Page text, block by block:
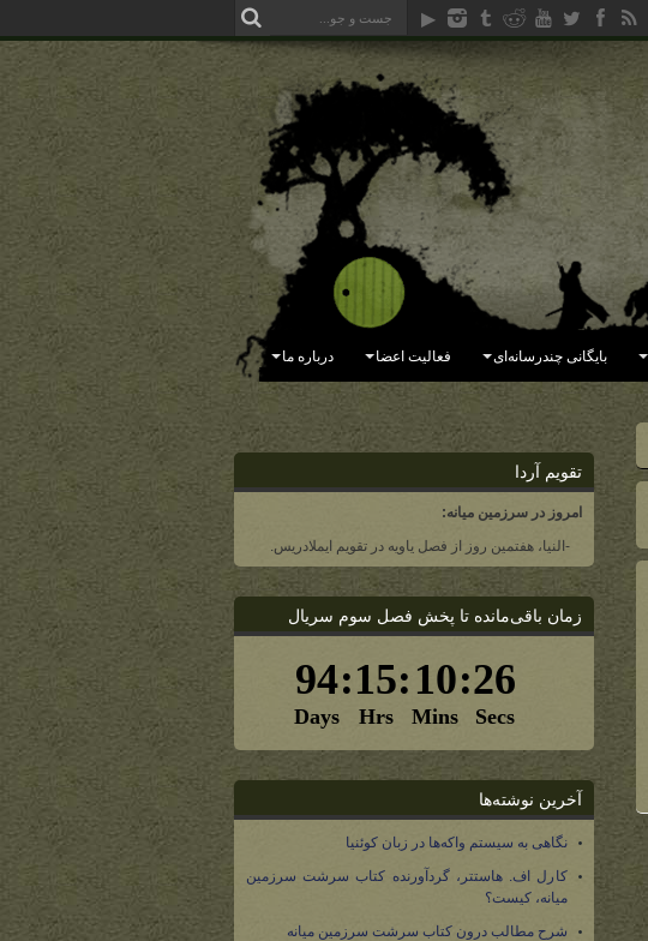
بایگانی چندرسانه‌ای فعالیت اعضا درباره ما
تقویم آردا
امروز در سرزمین میانه:
-النیا، هفتمین روز از فصل یاویه در تقویم ایملادریس.
زمان باقی‌مانده تا پخش فصل سوم سریال
آخرین نوشته‌ها
نگاهی به سیستم واکه‌ها در زبان کوئنیا
کارل اف. هاستتر، گردآورنده کتاب سرشت سرزمین
میانه، کیست؟
شرح مطالب درون کتاب سرشت سرزمین میانه